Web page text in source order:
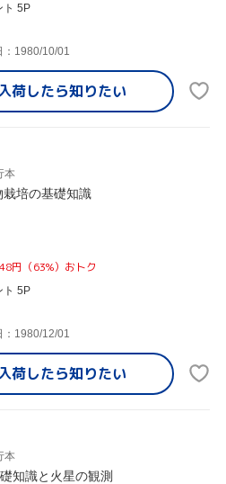
ト 5P
：1980/10/01
荷したら知りたい
本
栽培の基礎知識
円（63%）おトク
ト 5P
：1980/12/01
荷したら知りたい
本
知識と火星の観測